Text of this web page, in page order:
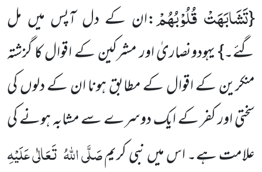
{تَشَابَهَتْ قُلُوْبُهُمْ:ان کے دل آپس میں مل
گئے۔} یہودونصاریٰ اور مشرکین کے اقوال کا گزشتہ
منکرین کے اقوالکے مطابق ہونا ان کے دلوں کی
سختی اور کفر کے ایک دوسرے سے مشابہ ہونے کی
علامت ہے۔ اس میں نبی کریمصَلَّی اللہُ تَعَالٰی عَلَیْہِ